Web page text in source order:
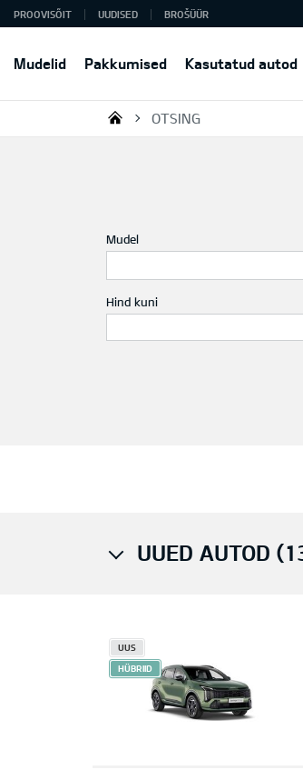
Mudelid Pakkumised Kasutatud autod
PROOVISÕIT UUDISED BROŠÜÜR
KIA AUTO AS
OTSING
Mudel
Hind kuni
UUED AUTOD
UUS
HÜBRIID